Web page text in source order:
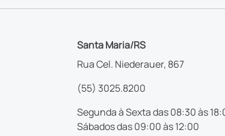
Santa Maria/RS
Rua Cel. Niederauer, 867
(55) 3025.8200
Segunda à Sexta das 08:30 às
Sábados das 09:00 às 12:00